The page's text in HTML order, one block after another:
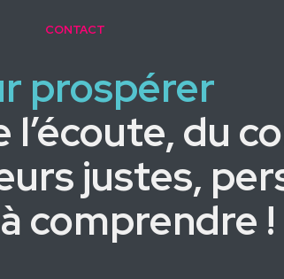
CONTACT
prospérer
du
justes,
comprendre !